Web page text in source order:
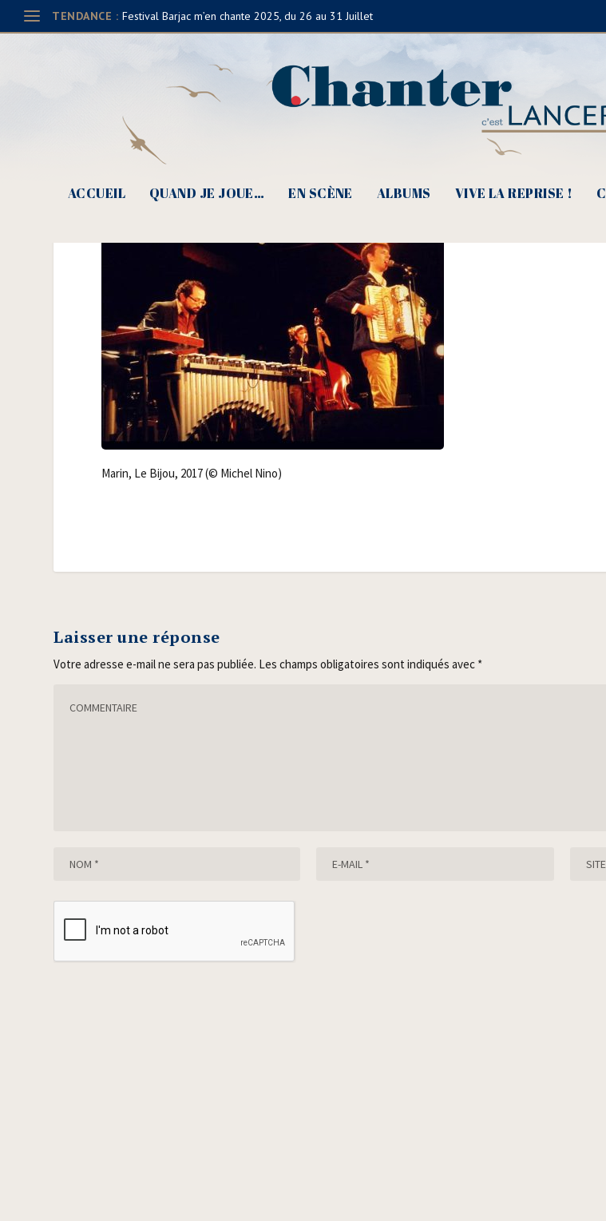
TENDANCE : Festival Barjac m’en chante 2025, du 26 au 31 Juillet
ACCUEIL QUAND JE JOUE… EN SCÈNE ALBUMS VIVE LA REPRISE !
Marin, Le Bijou, 2017 (© Michel Nino)
Marin, Le Bijou, 2017 (© Michel Nino)
Laisser une réponse
Votre adresse e-mail ne sera pas publiée. Les champs obligatoires sont indiqués avec *